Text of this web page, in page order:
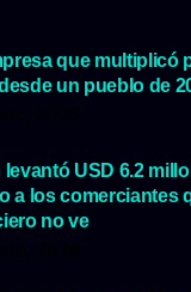
que multiplicó
un pueblo de
levantó USD 6.2
a los comerciantes
no ve